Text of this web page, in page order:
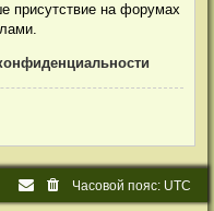
присутствие на форумах
Часовой пояс: UTC